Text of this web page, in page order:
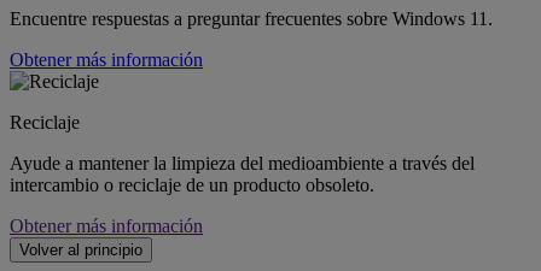
Encuentre respuestas a preguntar frecuentes sobre Windows 11.
Obtener más información
Reciclaje
Ayude a mantener la limpieza del medioambiente a través del
intercambio o reciclaje de un producto obsoleto.
Obtener más información
Volver al principio